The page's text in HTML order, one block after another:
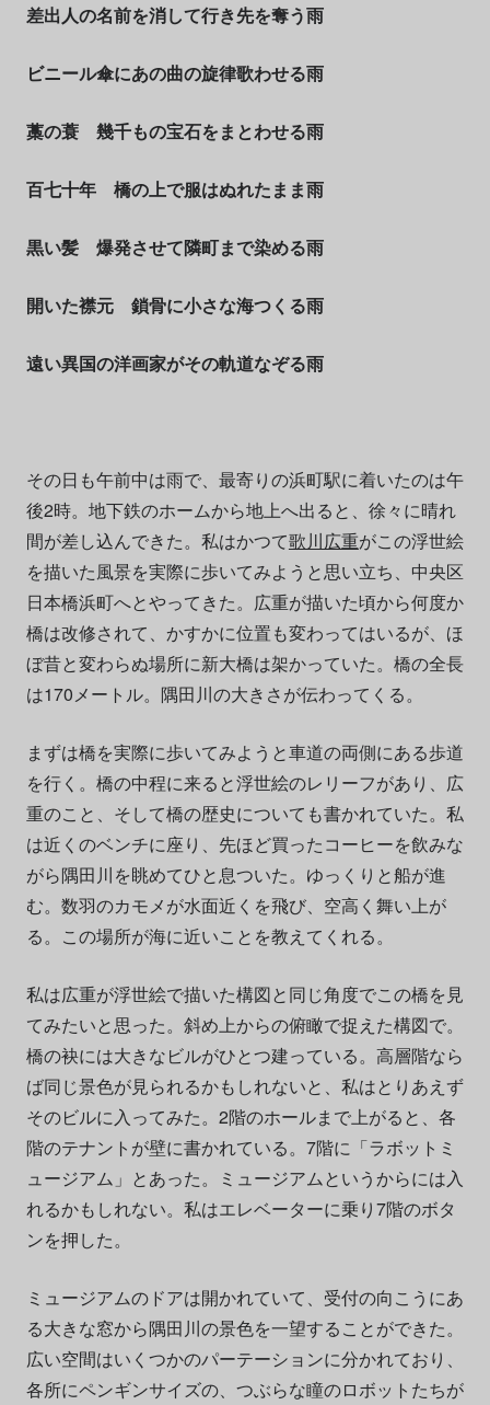
差出人の名前を消して行き先を奪う雨
ビニール傘にあの曲の旋律歌わせる雨
藁の蓑 幾千もの宝石をまとわせる雨
百七十年 橋の上で服はぬれたまま雨
黒い髪 爆発させて隣町まで染める雨
開いた襟元 鎖骨に小さな海つくる雨
遠い異国の洋画家がその軌道なぞる雨
その日も午前中は雨で、最寄りの浜町駅に着いたのは午
後2時。地下鉄のホームから地上へ出ると、徐々に晴れ
間が差し込んできた。私はかつて歌川広重がこの浮世絵
を描いた風景を実際に歩いてみようと思い立ち、中央区
日本橋浜町へとやってきた。広重が描いた頃から何度か
橋は改修されて、かすかに位置も変わってはいるが、ほ
ぼ昔と変わらぬ場所に新大橋は架かっていた。橋の全長
は170メートル。隅田川の大きさが伝わってくる。
まずは橋を実際に歩いてみようと車道の両側にある歩道
を行く。橋の中程に来ると浮世絵のレリーフがあり、広
重のこと、そして橋の歴史についても書かれていた。私
は近くのベンチに座り、先ほど買ったコーヒーを飲みな
がら隅田川を眺めてひと息ついた。ゆっくりと船が進
む。数羽のカモメが水面近くを飛び、空高く舞い上が
る。この場所が海に近いことを教えてくれる。
私は広重が浮世絵で描いた構図と同じ角度でこの橋を見
てみたいと思った。斜め上からの俯瞰で捉えた構図で。
橋の袂には大きなビルがひとつ建っている。高層階なら
ば同じ景色が見られるかもしれないと、私はとりあえず
そのビルに入ってみた。2階のホールまで上がると、各
階のテナントが壁に書かれている。7階に「ラボットミ
ュージアム」とあった。ミュージアムというからには入
れるかもしれない。私はエレベーターに乗り7階のボタ
ンを押した。
ミュージアムのドアは開かれていて、受付の向こうにあ
る大きな窓から隅田川の景色を一望することができた。
広い空間はいくつかのパーテーションに分かれており、
各所にペンギンサイズの、つぶらな瞳のロボットたちが